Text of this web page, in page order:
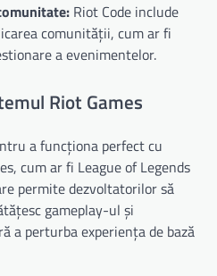
Riot Code include
comunității, cum ar fi
a evenimentelor.
Riot Games
a funcționa perfect cu
cum ar fi League of Legends
permite dezvoltatorilor să
gameplay-ul și
a perturba experiența de bază